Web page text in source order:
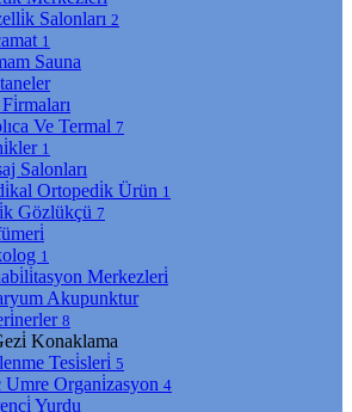
Salonları 2
1
Sauna
Ve Termal 7
1
Salonları
Ortopedi̇k Ürün 1
Gözlükçü 7
1
Merkezleri̇
Akupunktur
8
Konaklama
Tesi̇sleri̇ 5
Umre Organi̇zasyon 4
Yurdu